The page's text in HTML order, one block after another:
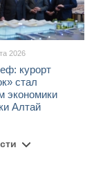
2026
курорт
стал
экономики
Алтай